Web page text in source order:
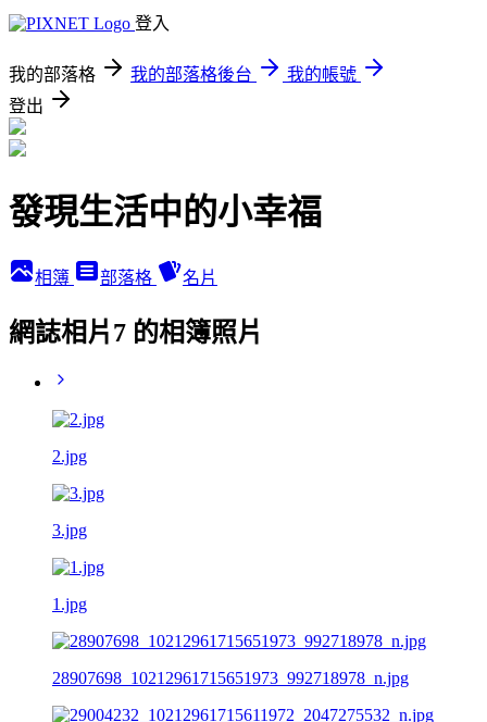
登入
我的部落格 我的部落格後台
我的帳號
登出
發現生活中的小幸福
相簿 部落格 名片
網誌相片7 的相簿照片
2.jpg
3.jpg
1.jpg
28907698_10212961715651973_992718978_n.jpg